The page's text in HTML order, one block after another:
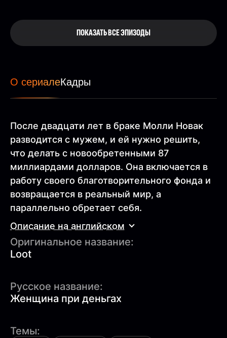
ПОКАЗАТЬ ВСЕ ЭПИЗОДЫ
О сериалеКадры
После двадцати лет в браке Молли Новак
разводится с мужем, и ей нужно решить,
что делать с новообретенными 87
миллиардами долларов. Она включается в
работу своего благотворительного фонда и
возвращается в реальный мир, а
параллельно обретает себя.
Описание на английском
Оригинальное название:
Loot
Русское название:
Женщина при деньгах
Темы: